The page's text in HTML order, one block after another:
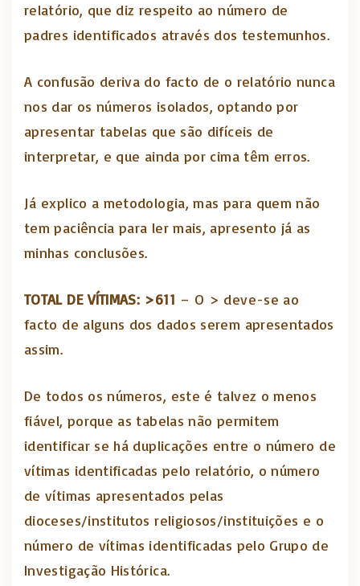
relatório, que diz respeito ao número de
padres identificados através dos testemunhos.
A confusão deriva do facto de o relatório nunca
nos dar os números isolados, optando por
apresentar tabelas que são difíceis de
interpretar, e que ainda por cima têm erros.
Já explico a metodologia, mas para quem não
tem paciência para ler mais, apresento já as
minhas conclusões.
TOTAL DE VÍTIMAS: >611 – O > deve-se ao
facto de alguns dos dados serem apresentados
assim.
De todos os números, este é talvez o menos
fiável, porque as tabelas não permitem
identificar se há duplicações entre o número de
vítimas identificadas pelo relatório, o número
de vítimas apresentados pelas
dioceses/institutos religiosos/instituições e o
número de vítimas identificadas pelo Grupo de
Investigação Histórica.